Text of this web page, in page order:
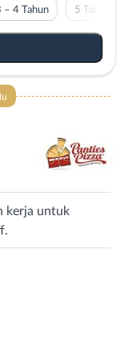
– 4 Tahun 5 Tahun
kerja untuk